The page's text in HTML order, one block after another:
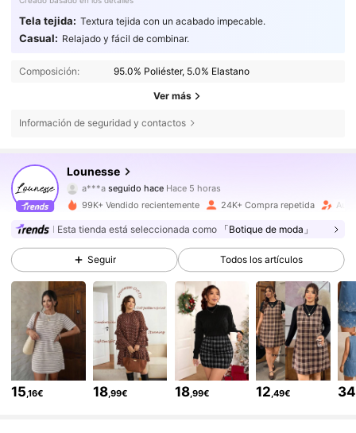
Tela tejida: Textura tejida con un acabado impecable.
Casual: Relajado y fácil de combinar.
Composición: 95.0% Poliéster, 5.0% Elastano
Ver más
Información de seguridad y contactos
Lounesse
a***aseguido hace
k***-está navegando
4,69
19K Seguidores
4,69 19K Seguidores
4,69 19K Seguidores
4,69 19K Seguidores
99K+ Vendido recientemente 24K+ Compra repetida
Esta tienda está seleccionada como 「Botique de moda」
Seguir Todos los artículos
15,16€ 18,99€ 18,99€ 12,49€ 34